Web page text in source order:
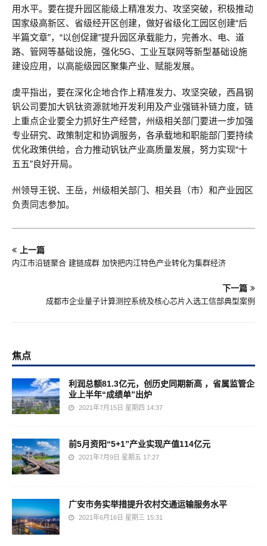
用水平。要在提升园区能级上精准发力、攻坚突破，积极推动
国家级高新区、省级经开区创建，做好省级化工园区创建“后
半篇文章”，“以创促建”提升园区承载能力，完善水、电、道
路、管网等基础设施，强化5G、工业互联网等新型基础设施
建设应用，以高能级园区聚集产业、赋能发展。
虞平指出，要在深化企地合作上精准发力、攻坚突破，西昌钢
钒公司要加大钒钛资源就地开发利用及产业强链补链力度，链
上重点企业要全力抓好生产经营，州级相关部门要进一步加强
专业研究、政策制定和协调服务，各承载地和职能部门要持续
优化政策供给，合力推动钒钛产业高质量发展，努力实现“十
五五”良好开局。
州领导王锐、王岳，州级相关部门、相关县（市）和产业园区
负责同志参加。
上一篇
内江市沿链聚合 建链成群 加快把内江特色产业转化为集群经济
下一篇
成都市企业量子计算测控系统及核心芯片入选工信部典型案例
焦点
利润总额81.3亿元，创历史同期新高 ，省属监管企
业上半年“成绩单”出炉
2021年7月15日 星期四 14:37
前5月资阳“5+1”产业实现产值114亿元
2021年7月9日 星期五 17:27
广安市务实举措提升农村交通运输服务水平
2021年6月16日 星期三 15:31